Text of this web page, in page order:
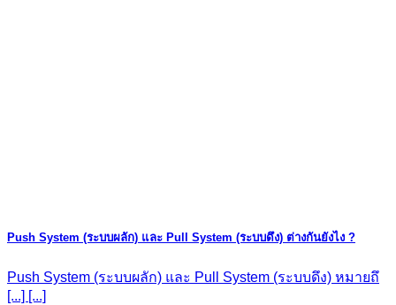
Push System (ระบบผลัก) และ Pull System (ระบบดึง) ต่างกันยังไง ?
Push System (ระบบผลัก) และ Pull System (ระบบดึง) หมายถึ
[...] [...]